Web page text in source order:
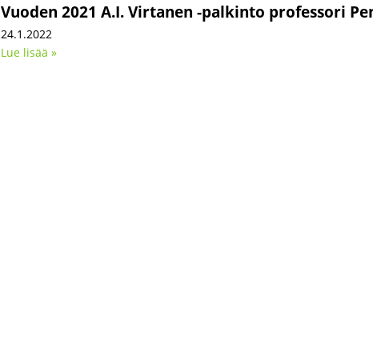
Vuoden 2021 A.I. Virtanen -palkinto professori
24.1.2022
Lue lisää »